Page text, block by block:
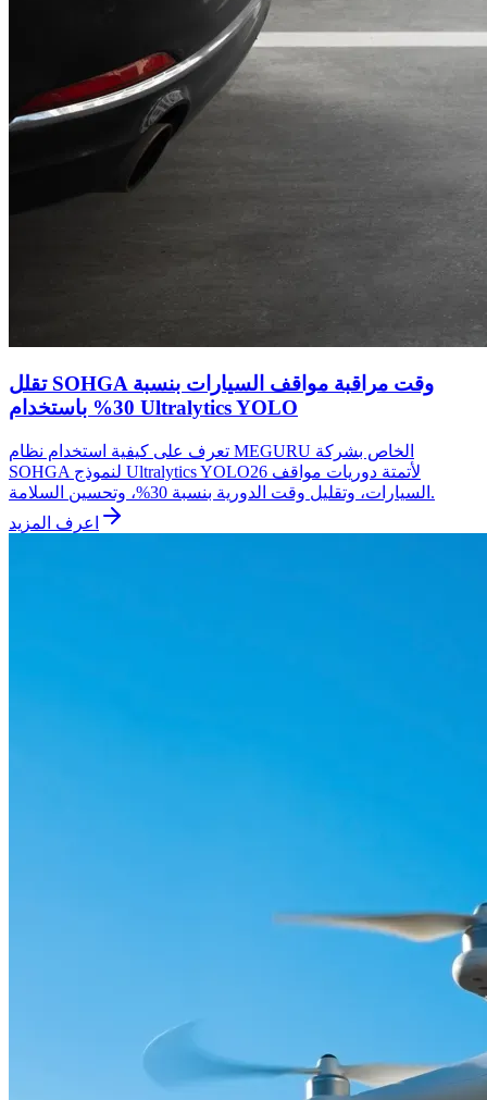
تقلل SOHGA وقت مراقبة مواقف السيارات بنسبة
30% باستخدام Ultralytics YOLO
تعرف على كيفية استخدام نظام MEGURU الخاص بشركة
SOHGA لنموذج Ultralytics YOLO26 لأتمتة دوريات مواقف
السيارات، وتقليل وقت الدورية بنسبة 30%، وتحسين السلامة.
اعرف المزيد